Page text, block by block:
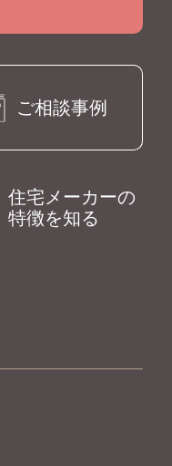
ご相談事例
住宅メーカーの
特徴を知る